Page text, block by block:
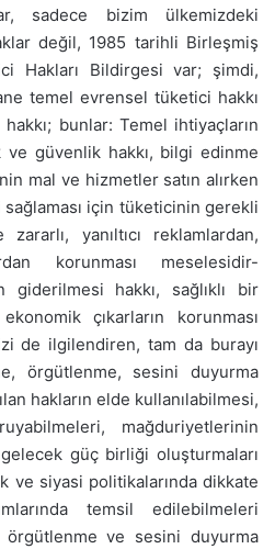
sadece bizim ülkemizdeki
değil, 1985 tarihli Birleşmiş
Hakları Bildirgesi var; şimdi,
temel evrensel tüketici hakkı
bunlar: Temel ihtiyaçların
ve güvenlik hakkı, bilgi edinme
mal ve hizmetler satın alırken
için tüketicinin gerekli
yanıltıcı reklamlardan,
korunması meselesidir-
giderilmesi hakkı, sağlıklı bir
çıkarların korunması
de ilgilendiren, tam da burayı
örgütlenme, sesini duyurma
hakların elde kullanılabilmesi,
mağduriyetlerinin
güç birliği oluşturmaları
ve siyasi politikalarında dikkate
temsil edilebilmeleri
örgütlenme ve sesini duyurma